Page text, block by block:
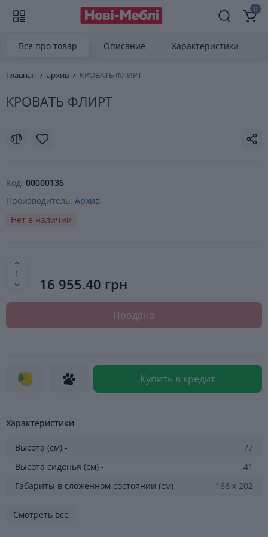
0
Главная архив КРОВАТЬ ФЛИРТ
КРОВАТЬ ФЛИРТ
Все про товар Описание Характеристики
Код: 00000136
Производитель: Архив
Нет в наличии
16 955.40 грн
Продано
Купить в кредит
Характеристики
Высота (см) -
77
Высота сиденья (см) -
41
Габариты в сложенном состоянии (см) -
166 х 202
Смотреть все